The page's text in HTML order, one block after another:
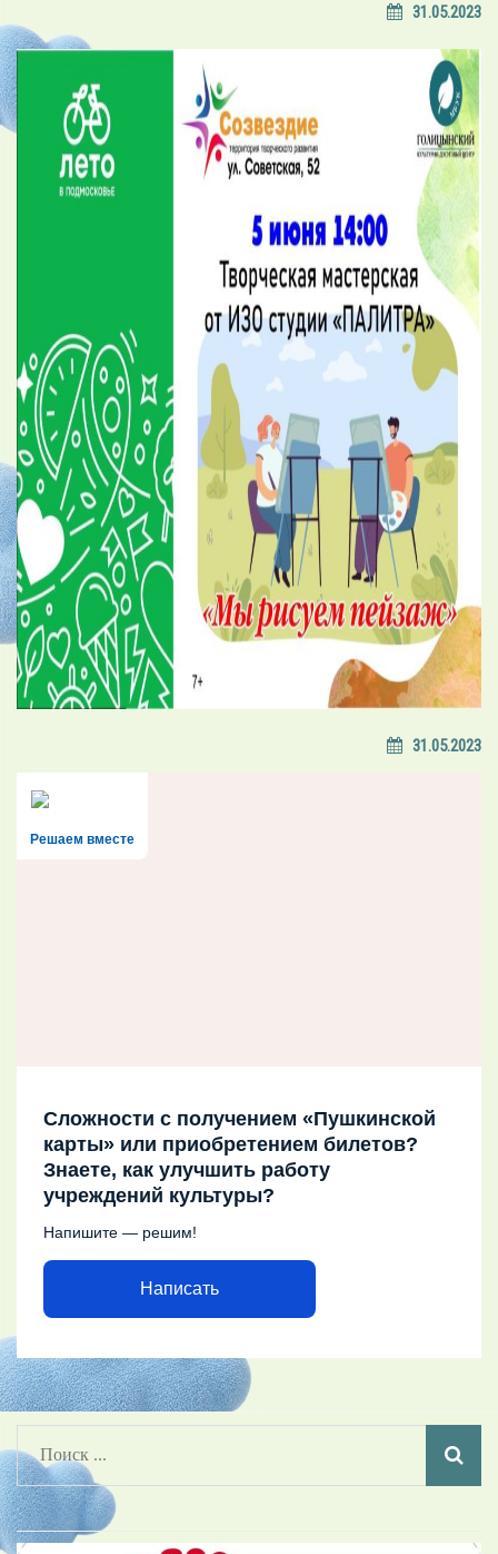
31.05.2023
31.05.2023
Решаем вместе
Сложности с получением «Пушкинской
карты» или приобретением билетов?
Знаете, как улучшить работу
учреждений культуры?
Напишите — решим!
Написать